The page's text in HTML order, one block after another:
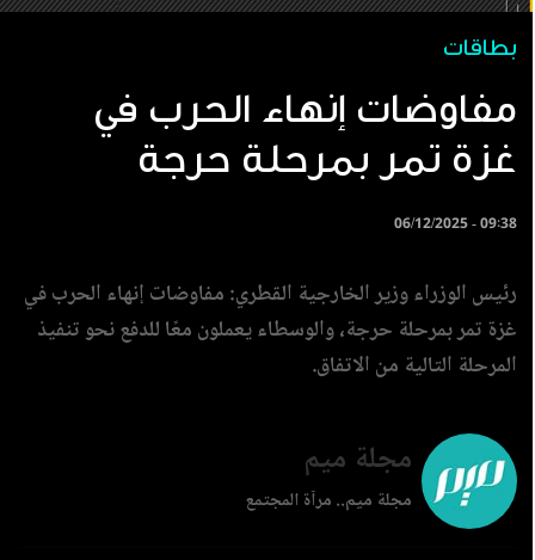
بطاقات
مفاوضات إنهاء الحرب في
غزة تمر بمرحلة حرجة
06/12/2025 - 09:38
رئيس الوزراء وزير الخارجية القطري: مفاوضات إنهاء الحرب في
غزة تمر بمرحلة حرجة، والوسطاء يعملون معًا للدفع نحو تنفيذ
المرحلة التالية من الاتفاق.
مجلة ميم
مجلة ميم.. مرآة المجتمع